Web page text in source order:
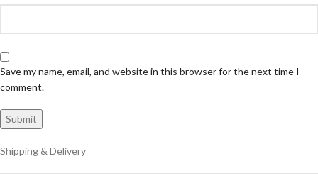
Save my name, email, and website in this browser for the next time I
comment.
Shipping & Delivery